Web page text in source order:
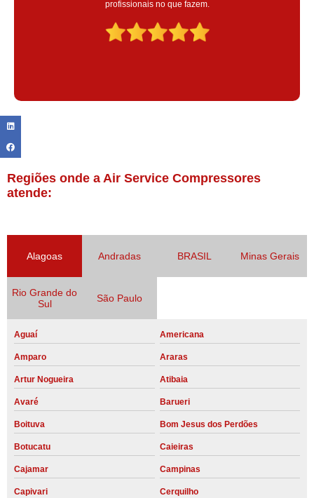
Claudinei excelente profissional!
Regiões onde a Air Service Compressores
atende:
Alagoas Andradas BRASIL Minas Gerais
Rio Grande do
Sul
São Paulo
Aguaí Americana
Amparo Araras
Artur Nogueira Atibaia
Avaré Barueri
Boituva Bom Jesus dos Perdões
Botucatu Caieiras
Cajamar Campinas
Capivari Cerquilho